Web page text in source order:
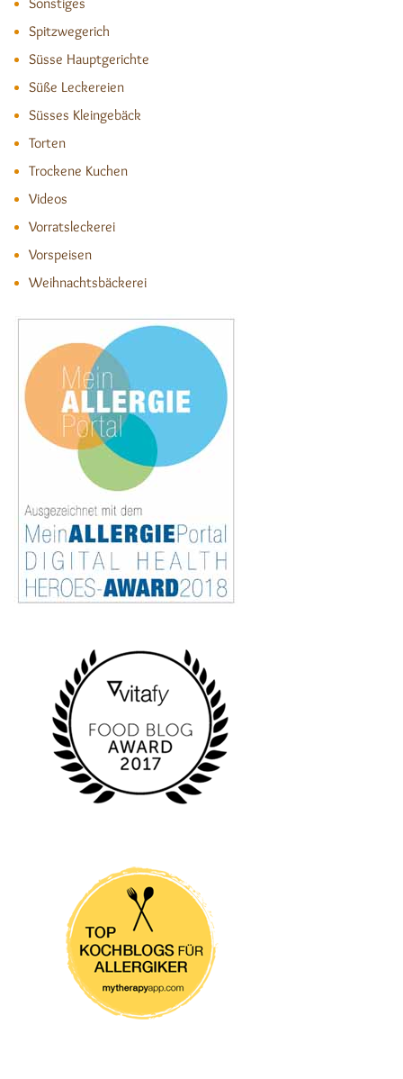
Spitzwegerich
Süsse Hauptgerichte
Süße Leckereien
Süsses Kleingebäck
Torten
Trockene Kuchen
Videos
Vorratsleckerei
Vorspeisen
Weihnachtsbäckerei